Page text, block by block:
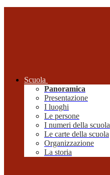
Scuola
Panoramica
Presentazione
I luoghi
Le persone
I numeri della scuola
Le carte della scuola
Organizzazione
La storia